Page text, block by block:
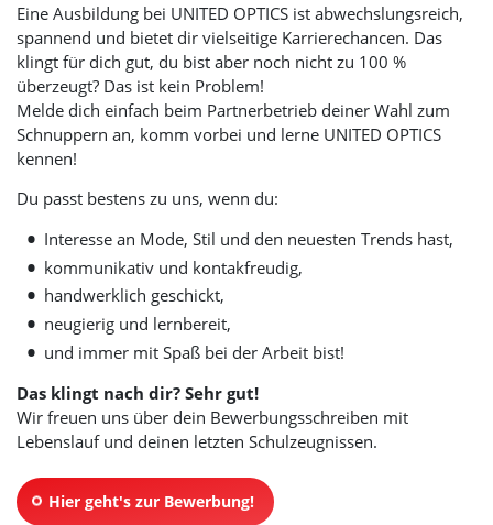
Eine Ausbildung bei UNITED OPTICS ist abwechslungsreich,
spannend und bietet dir vielseitige Karrierechancen. Das
klingt für dich gut, du bist aber noch nicht zu 100 %
überzeugt? Das ist kein Problem!
Melde dich einfach beim Partnerbetrieb deiner Wahl zum
Schnuppern an, komm vorbei und lerne UNITED OPTICS
kennen!
Du passt bestens zu uns, wenn du:
Interesse an Mode, Stil und den neuesten Trends hast,
kommunikativ und kontakfreudig,
handwerklich geschickt,
neugierig und lernbereit,
und immer mit Spaß bei der Arbeit bist!
Das klingt nach dir? Sehr gut!
Wir freuen uns über dein Bewerbungsschreiben mit
Lebenslauf und deinen letzten Schulzeugnissen.
Hier geht's zur Bewerbung!